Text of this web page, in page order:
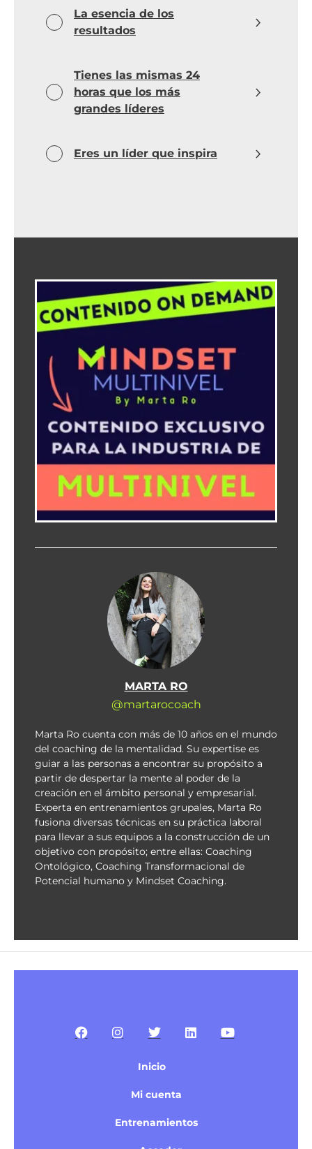
La esencia de los
resultados
Tienes las mismas 24
horas que los más
grandes líderes
Eres un líder que inspira
MARTA RO
@martarocoach
Marta Ro cuenta con más de 10 años en el mundo
del coaching de la mentalidad. Su expertise es
guiar a las personas a encontrar su propósito a
partir de despertar la mente al poder de la
creación en el ámbito personal y empresarial.
Experta en entrenamientos grupales, Marta Ro
fusiona diversas técnicas en su práctica laboral
para llevar a sus equipos a la construcción de un
objetivo con propósito; entre ellas: Coaching
Ontológico, Coaching Transformacional de
Potencial humano y Mindset Coaching.
Inicio
Mi cuenta
Entrenamientos